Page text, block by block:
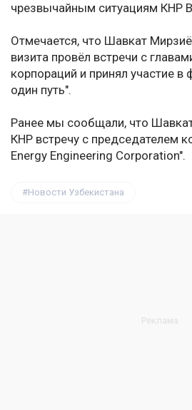
чрезвычайным ситуациям КНР
Отмечается, что Шавкат
визита провёл встречи с
корпораций и принял участие
один путь".
Ранее мы сообщали, что
КНР встречу с председателем
Energy Engineering Corporation".
Новости Узбекистана